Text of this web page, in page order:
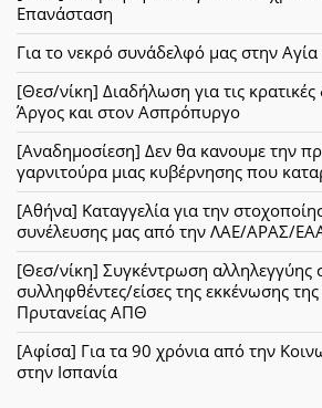
Επανάσταση
Για το νεκρό συνάδελφό μας στην
[Θεσ/νίκη] Διαδήλωση για τις
Άργος και στον Ασπρόπυργο
[Αναδημοσίεση] Δεν θα κανουμε την
γαρνιτούρα μιας κυβέρνησης που
[Αθήνα] Καταγγελία για την
συνέλευσης μας από την ΛΑΕ/ΑΡΑΣ/
[Θεσ/νίκη] Συγκέντρωση αλληλεγγύης
συλληφθέντες/είσες της εκκένωσης
Πρυτανείας ΑΠΘ
[Αφίσα] Για τα 90 χρόνια από την
στην Ισπανία